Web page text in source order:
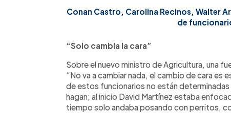
Conan Castro, Carolina Recinos, Walter
de
“Solo cambia la cara”
Sobre el nuevo ministro de Agricultura, una
“No va a cambiar nada, el cambio de cara es
de estos funcionarios no están
hagan; al inicio David Martínez estaba
tiempo solo andaba posando con perritos,